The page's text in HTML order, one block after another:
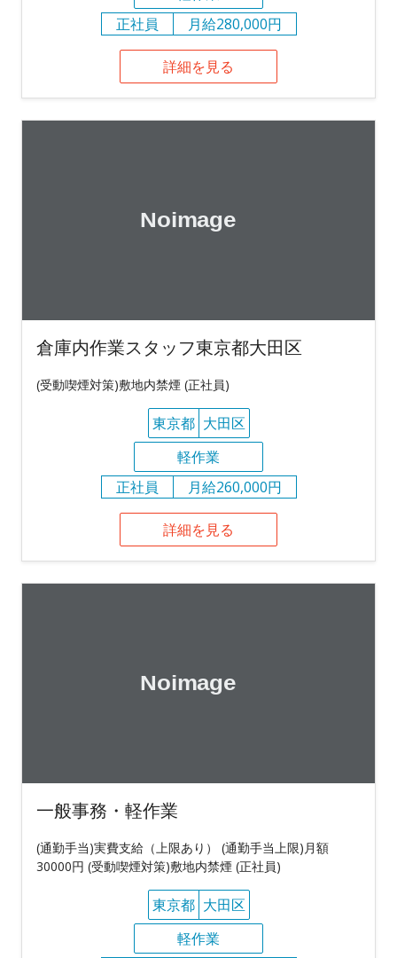
正社員
月給280,000円
詳細を見る
倉庫内作業スタッフ東京都大田区
(受動喫煙対策)敷地内禁煙 (正社員)
東京都 大田区
軽作業
正社員
月給260,000円
詳細を見る
一般事務・軽作業
(通勤手当)実費支給（上限あり） (通勤手当上限)月額
30000円 (受動喫煙対策)敷地内禁煙 (正社員)
東京都 大田区
軽作業